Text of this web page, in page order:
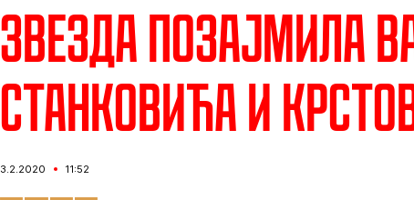
Звезда позајмила
Станковића и
3.2.2020 11:52